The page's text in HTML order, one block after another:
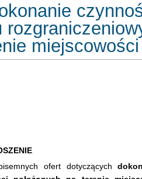
ofert dotyczących